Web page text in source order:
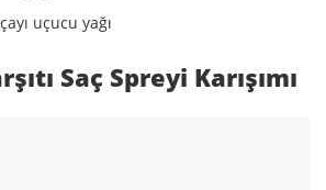
uçucu yağı
Saç Spreyi Karışımı